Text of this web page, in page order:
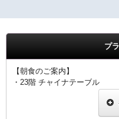
プ
【朝食のご案内】
・23階 チャイナテーブル
「定食スタイ